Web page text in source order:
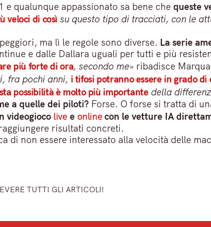
qualunque appassionato sa bene che queste
veloci di così su questo tipo di tracciati, con le
ma lì le regole sono diverse. La serie
e dalle Dallara uguali per tutti e più
più forte di ora, secondo me» ribadisce
fra pochi anni, i tifosi potranno essere in grado
possibilità è molto più importantedella
a quelle dei piloti? Forse. O forse si tratta di
videogioco live e online con le vetture IA
risultati concreti.
di non essere interessato alla velocità delle
TUTTI GLI ARTICOLI!